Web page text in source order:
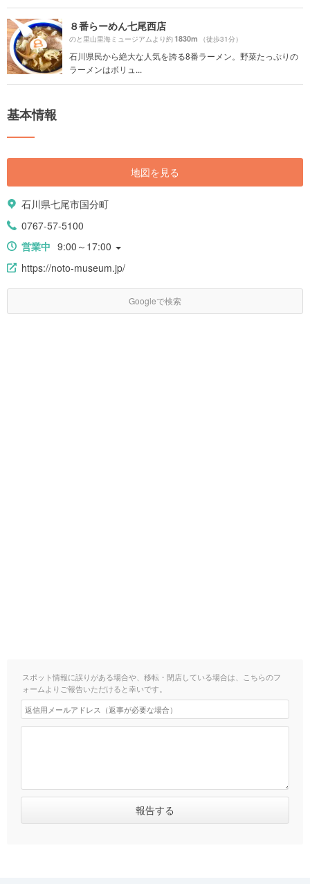
８番らーめん七尾西店
のと里山里海ミュージアムより約1830m （徒歩31分）
石川県民から絶大な人気を誇る8番ラーメン。野菜たっぷりの
ラーメンはボリュ...
基本情報
地図を見る
石川県七尾市国分町
0767-57-5100
営業中 9:00～17:00
https://noto-museum.jp/
Googleで検索
スポット情報に誤りがある場合や、移転・閉店している場合は、こちらのフ
ォームよりご報告いただけると幸いです。